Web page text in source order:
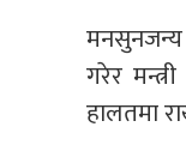
मनसुनजन्य
गरेर
हालतमा